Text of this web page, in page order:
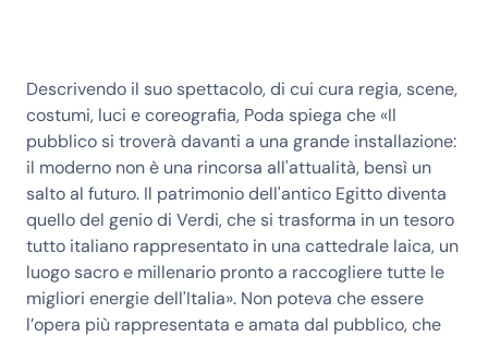
Descrivendo il suo spettacolo, di cui cura regia, scene,
costumi, luci e coreografia, Poda spiega che «Il
pubblico si troverà davanti a una grande installazione:
il moderno non è una rincorsa all'attualità, bensì un
salto al futuro. Il patrimonio dell'antico Egitto diventa
quello del genio di Verdi, che si trasforma in un tesoro
tutto italiano rappresentato in una cattedrale laica, un
luogo sacro e millenario pronto a raccogliere tutte le
migliori energie dell'Italia». Non poteva che essere
l’opera più rappresentata e amata dal pubblico, che